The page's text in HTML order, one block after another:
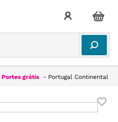
Portes grátis - Portugal Continental